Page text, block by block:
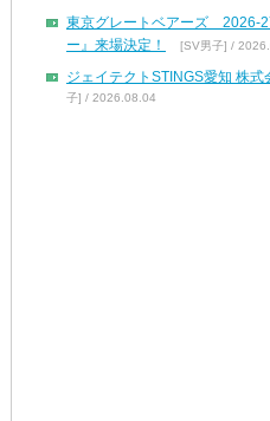
東京グレートベアーズ 2026-
ー』来場決定！
[SV男子] /
ジェイテクトSTINGS愛知 株
子] / 2026.08.04